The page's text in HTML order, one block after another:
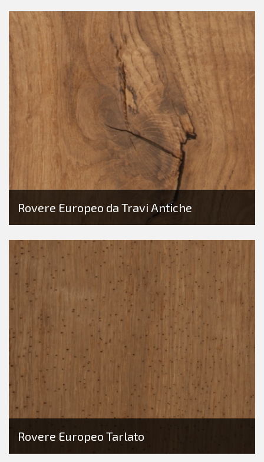
Rovere Europeo da Travi Antiche
Rovere Europeo Tarlato